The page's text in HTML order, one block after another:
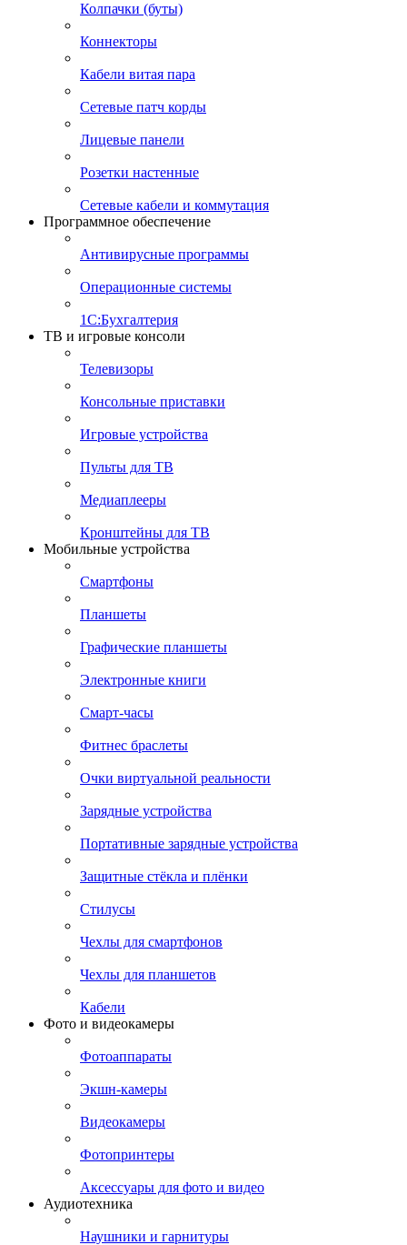
Колпачки (буты)
Коннекторы
Кабели витая пара
Сетевые патч корды
Лицевые панели
Розетки настенные
Сетевые кабели и коммутация
Программное обеспечение
Антивирусные программы
Операционные системы
1С:Бухгалтерия
ТВ и игровые консоли
Телевизоры
Консольные приставки
Игровые устройства
Пульты для ТВ
Медиаплееры
Кронштейны для ТВ
Мобильные устройства
Смартфоны
Планшеты
Графические планшеты
Электронные книги
Смарт-часы
Фитнес браслеты
Очки виртуальной реальности
Зарядные устройства
Портативные зарядные устройства
Защитные стёкла и плёнки
Стилусы
Чехлы для смартфонов
Чехлы для планшетов
Кабели
Фото и видеокамеры
Фотоаппараты
Экшн-камеры
Видеокамеры
Фотопринтеры
Аксессуары для фото и видео
Аудиотехника
Наушники и гарнитуры